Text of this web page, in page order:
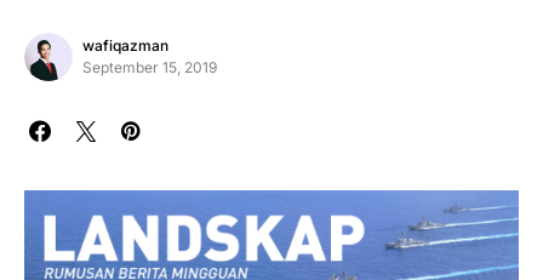
wafiqazman
September 15, 2019